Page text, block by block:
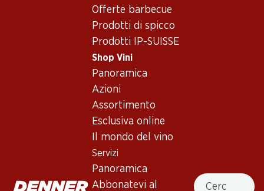
Offerte barbecue
Prodotti di spicco
Prodotti IP-SUISSE
Shop Vini
Panoramica
Azioni
Assortimento
Esclusiva online
Il mondo del vino
Servizi
Panoramica
Abbonatevi al
Cercare
Fronte Retro Imballaggio
Noirillon Assemblage de
cépages rouges AOC Vaud
, Vaud, 2023